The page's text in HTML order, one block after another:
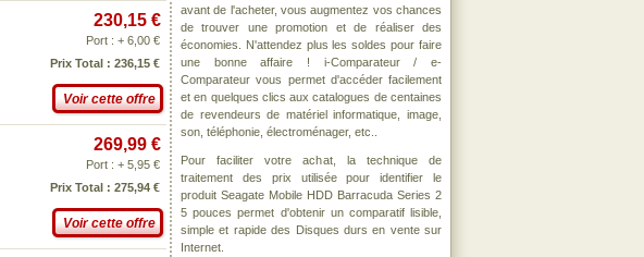
230,15 €
Port : + 6,00 €
Prix Total : 236,15 €
Voir cette offre
269,99 €
Port : + 5,95 €
Prix Total : 275,94 €
Voir cette offre
avant de l'acheter, vous augmentez vos chances
de trouver une promotion et de réaliser des
économies. N'attendez plus les soldes pour faire
une bonne affaire ! i-Comparateur / e-
Comparateur vous permet d'accéder facilement
et en quelques clics aux catalogues de centaines
de revendeurs de matériel informatique, image,
son, téléphonie, électroménager, etc..
Pour faciliter votre achat, la technique de
traitement des prix utilisée pour identifier le
produit Seagate Mobile HDD Barracuda Series 2
5 pouces permet d'obtenir un comparatif lisible,
simple et rapide des Disques durs en vente sur
Internet.